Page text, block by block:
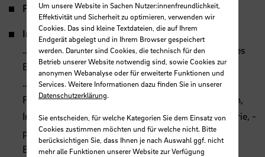
Pause
Ins Gespräch kommen mit …
…
Dr.med. Martin Bührig – Chefarzt Psychiatrisches
Behandlungszentrum-Klinikum Bremen Nord
… Silvia Hoffmann-Dorenkamp – Dipl. Soz. Arb.
Familientherapeutin und Kidstime Trainerin Bremen,
Institutsambulanz der Kinder- und Jugendpsychiatrie, -
psychotherapie und -psychosomatik am Klinikum
Bremen Ost
Um unsere Website in Sachen Nutzer:innenfreundlichkeit,
Effektivität und Sicherheit zu optimieren, verwenden wir
Cookies. Das sind kleine Textdateien, die auf Ihrem
Endgerät abgelegt und in Ihrem Browser gespeichert
werden. Darunter sind Cookies, die technisch für den
Betrieb unserer Website notwendig sind, sowie Cookies zur
anonymen Webanalyse oder für erweiterte Funktionen und
Services. Weitere Informationen dazu finden Sie in unserer
Datenschutzerklärung.
Sie entscheiden, für welche Kategorien Sie dem Einsatz von
Cookies zustimmen möchten und für welche nicht. Bitte
berücksichtigen Sie, dass Ihnen je nach Auswahl ggf. nicht
mehr alle Funktionen unserer Website zur Verfügung